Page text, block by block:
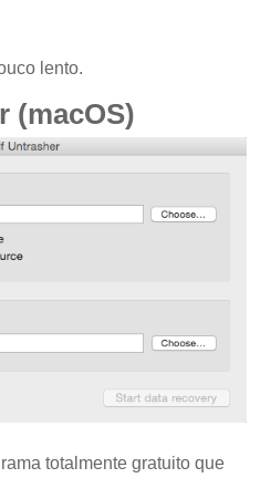
lento.
(macOS)
totalmente gratuito que